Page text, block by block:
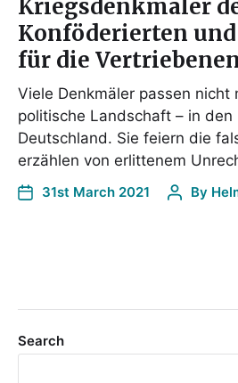
Kriegsdenkmäler
Konföderierten
für die
Viele Denkmäler passen nicht
politische Landschaft – in den
Deutschland. Sie feiern die
erzählen von erlittenem
31st March 2021 By
Search